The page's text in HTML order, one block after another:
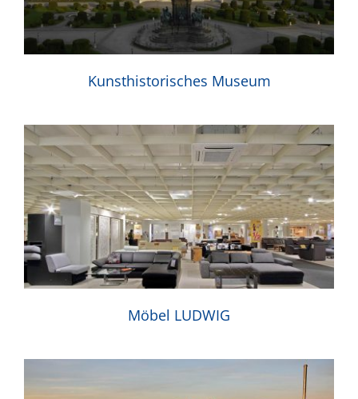
Kunsthistorisches Museum
Möbel LUDWIG